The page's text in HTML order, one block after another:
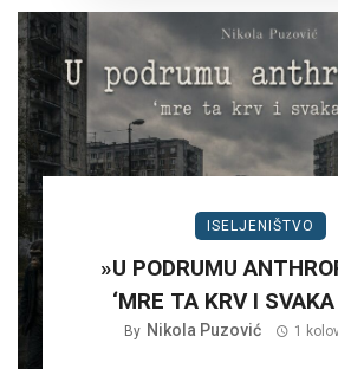
ISELJENIŠTVO
»U PODRUMU
‘MRE TA KRV I
By Nikola Puzović 1